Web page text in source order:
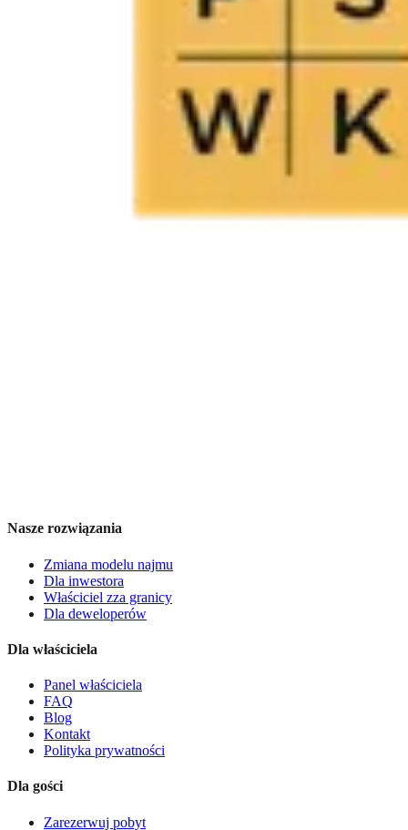
Nasze rozwiązania
Zmiana modelu najmu
Dla inwestora
Właściciel zza granicy
Dla deweloperów
Dla właściciela
Panel właściciela
FAQ
Blog
Kontakt
Polityka prywatności
Dla gości
Zarezerwuj pobyt